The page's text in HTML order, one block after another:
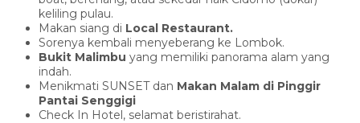
keliling pulau.
Makan siang di Local Restaurant.
Sorenya kembali menyeberang ke Lombok.
Bukit Malimbu yang memiliki panorama alam yang
indah.
Menikmati SUNSET dan Makan Malam di Pinggir
Pantai Senggigi
Check In Hotel, selamat beristirahat.